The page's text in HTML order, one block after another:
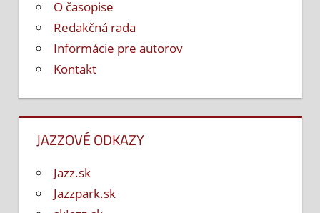
O časopise
Redakčná rada
Informácie pre autorov
Kontakt
JAZZOVÉ ODKAZY
Jazz.sk
Jazzpark.sk